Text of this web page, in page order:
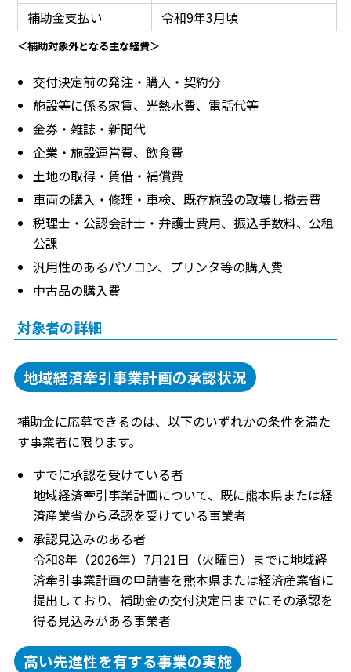
補助金支払い
令和9年3月頃
＜補助対象外となる主な経費＞
交付決定前の発注・購入・契約分
施設等に係る家賃、光熱水費、電話代等
金券・雑誌・新聞代
企業・施設運営費、飲食費
土地の取得・賃借・補償費
車両の購入・修理・車検、既存施設の取壊し撤去費
税理士・公認会計士・弁護士費用、振込手数料、公租
公課
汎用性のあるパソコン、プリンタ等の購入費
中古品の購入費
対象者の詳細
地域経済牽引事業計画の承認状況
補助金に応募できるのは、以下のいずれかの条件を満た
す事業者に限ります。
すでに承認を受けている者
地域経済牽引事業計画について、既に熊本県または経
済産業省から承認を受けている事業者
承認見込みのある者
令和8年（2026年）7月21日（火曜日）までに地域経
済牽引事業計画の申請書を熊本県または経済産業省に
提出しており、補助金の交付決定日までにその承認を
得る見込みがある事業者
高い先進性を有する事業の実施